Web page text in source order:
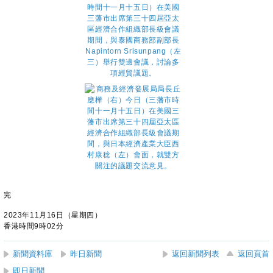
完
2023年11月16日（星期四）
香港時間9時02分
新聞資料庫 昨日新聞 返回新聞列表
返回頁首
即日新聞